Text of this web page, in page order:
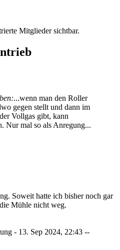
Mitglieder sichtbar.
...wenn man den Roller
gegen stellt und dann im
Vollgas gibt, kann
Nur mal so als Anregung...
Soweit hatte ich bisher noch gar
Mühle nicht weg.
- 13. Sep 2024, 22:43 --